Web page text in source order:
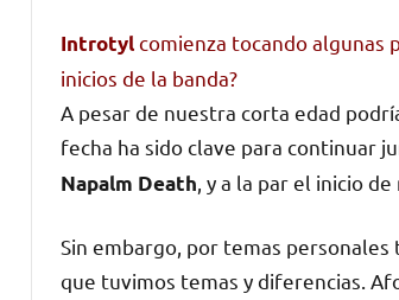
Introtylcomienza tocando algunas
inicios de la banda?
A pesar de nuestra corta edad
fecha ha sido clave para continuar
Napalm Death , y a la par el inicio
Sin embargo, por temas
que tuvimos temas y diferencias.